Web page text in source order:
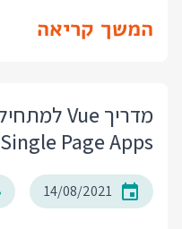
המשך קריאה
Single Page Apps עם Vue Router
14/08/2021